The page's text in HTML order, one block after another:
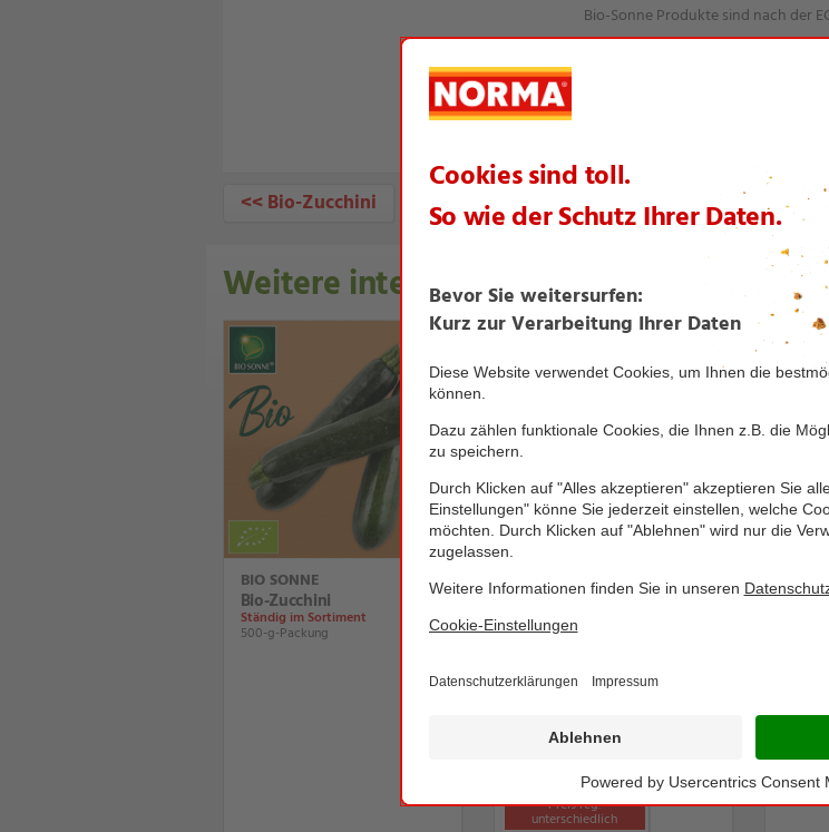
Bio-Sonne Produkte sind nach der
Ökologische Erzeugung
<< Bio-Zucchini
Weitere interessante Artikel aus dieser
BIO SONNE
Bio-Zucchini
Ständig im Sortiment
500-g-Packung
BIO SONNE
6 Frische Bio-Eier aus der
Region
Ständig im Sortiment
Preis reg.
unterschiedlich
BIO
Bio